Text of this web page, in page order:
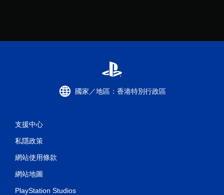
國家／地區：香港特別行政區
支援中心
私隱政策
網站使用條款
網站地圖
PlayStation Studios